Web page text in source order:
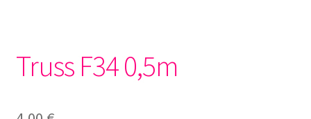
Truss F34 0,5m